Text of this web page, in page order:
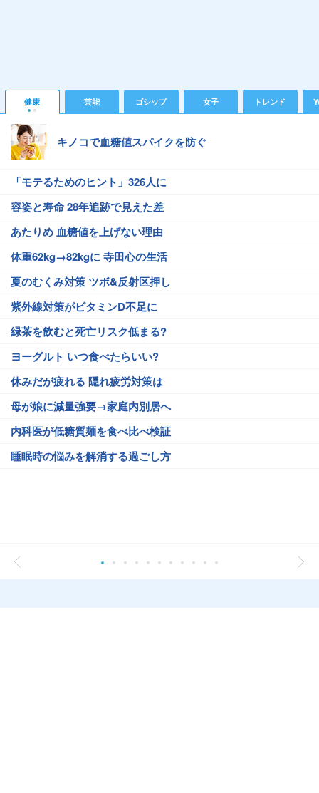
健康 芸能 ゴシップ 女子 トレンド
キノコで血糖値スパイクを防ぐ
「モテるためのヒント」326人に
容姿と寿命 28年追跡で見えた差
あたりめ 血糖値を上げない理由
体重62kg→82kgに 寺田心の生活
夏のむくみ対策 ツボ&反射区押し
紫外線対策がビタミンD不足に
緑茶を飲むと死亡リスク低まる?
ヨーグルト いつ食べたらいい?
休みだが疲れる 隠れ疲労対策は
母が娘に減量強要→家庭内別居へ
内科医が低糖質麺を食べ比べ検証
睡眠時の悩みを解消する過ごし方